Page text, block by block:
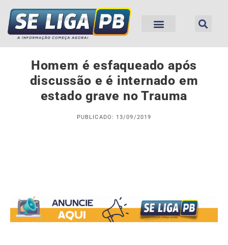
Homem é esfaqueado após
discussão e é internado em
estado grave no Trauma
PUBLICADO: 13/09/2019